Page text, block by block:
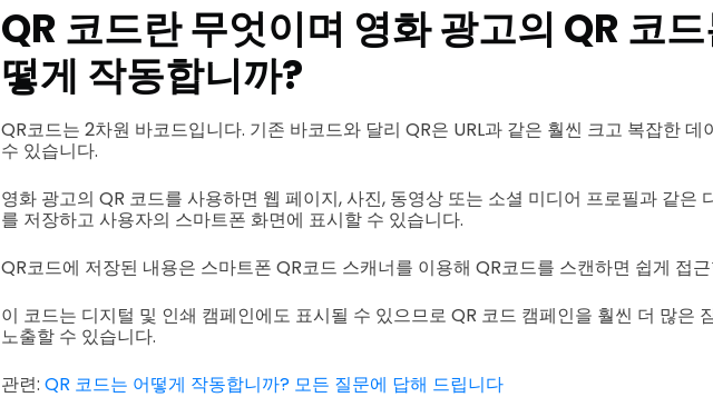
QR 코드란 무엇이며 영화 광고의 QR 코
떻게 작동합니까?
QR코드는 2차원 바코드입니다. 기존 바코드와 달리 QR은 URL과 같은 훨씬 크고 복잡한 데
수 있습니다.
영화 광고의 QR 코드를 사용하면 웹 페이지, 사진, 동영상 또는 소셜 미디어 프로필과 같은
를 저장하고 사용자의 스마트폰 화면에 표시할 수 있습니다.
QR코드에 저장된 내용은 스마트폰 QR코드 스캐너를 이용해 QR코드를 스캔하면 쉽게 접
이 코드는 디지털 및 인쇄 캠페인에도 표시될 수 있으므로 QR 코드 캠페인을 훨씬 더 많은
노출할 수 있습니다.
관련: QR 코드는 어떻게 작동합니까? 모든 질문에 답해 드립니다